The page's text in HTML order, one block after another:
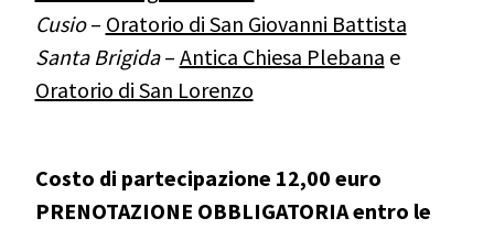
Cusio– Oratorio di San Giovanni Battista
Santa Brigida– Antica Chiesa Plebana e
Oratorio di San Lorenzo
Costo di partecipazione 12,00 euro
PRENOTAZIONE OBBLIGATORIA entro le